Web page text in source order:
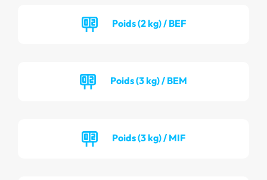
Poids (2 kg) / BEF
Poids (3 kg) / BEM
Poids (3 kg) / MIF